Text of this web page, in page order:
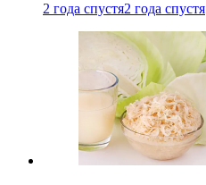
2 года спустя2 года спустя